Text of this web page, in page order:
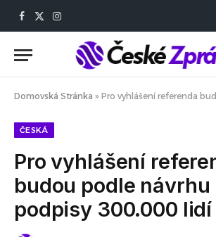
Facebook
X
Instagram
Domovská Stránka » Pro vyhlášení referenda budou podle
ČESKÁ
Pro vyhlášení
budou podle
podpisy 300.000 lidí